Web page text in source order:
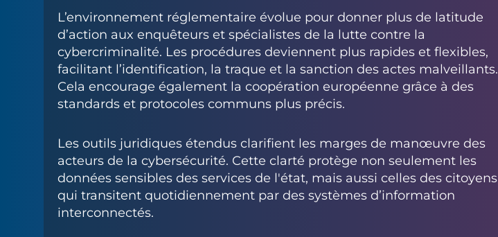
L’environnement réglementaire évolue pour donner plus de latitude
d’action aux enquêteurs et spécialistes de la lutte contre la
cybercriminalité. Les procédures deviennent plus rapides et flexibles,
facilitant l’identification, la traque et la sanction des actes malveillants.
Cela encourage également la coopération européenne grâce à des
standards et protocoles communs plus précis.
Les outils juridiques étendus clarifient les marges de manœuvre des
acteurs de la cybersécurité. Cette clarté protège non seulement les
données sensibles des services de l'état, mais aussi celles des citoyens
qui transitent quotidiennement par des systèmes d’information
interconnectés.